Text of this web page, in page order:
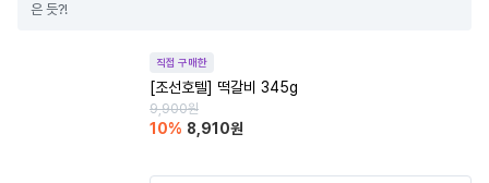
은 듯?!
직접 구매한
[조선호텔] 떡갈비 345g
9,900원
10% 8,910원